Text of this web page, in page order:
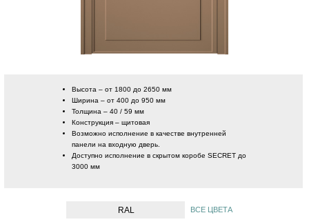
RAL ВСЕ ЦВЕТА
Высота – от 1800 до 2650 мм
Ширина – от 400 до 950 мм
Толщина – 40 / 59 мм
Конструкция – щитовая
Возможно исполнение в качестве внутренней
панели на входную дверь.
Доступно исполнение в скрытом коробе SECRET до
3000 мм